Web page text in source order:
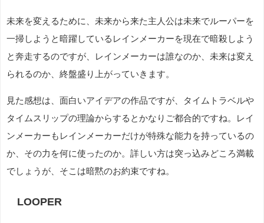
未来を変えるために、未来から来た主人公は未来でルーパーを
一掃しようと暗躍しているレインメーカーを現在で暗殺しよう
と奔走するのですが、レインメーカーは誰なのか、未来は変え
られるのか、終盤盛り上がっていきます。
見た感想は、面白いアイデアの作品ですが、タイムトラベルや
タイムスリップの理論からするとかなりご都合的ですね。レイ
ンメーカーもレインメーカーだけが特殊な能力を持っているの
か、その力を何に使ったのか。詳しい方は突っ込みどころ満載
でしょうが、そこは暗黙のお約束ですね。
LOOPER